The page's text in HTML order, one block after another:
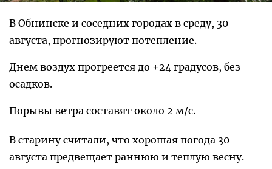
В Обнинске и соседних городах в среду, 30
августа, прогнозируют потепление.
Днем воздух прогреется до +24 градусов, без
осадков.
Порывы ветра составят около 2 м/с.
В старину считали, что хорошая погода 30
августа предвещает раннюю и теплую весну.